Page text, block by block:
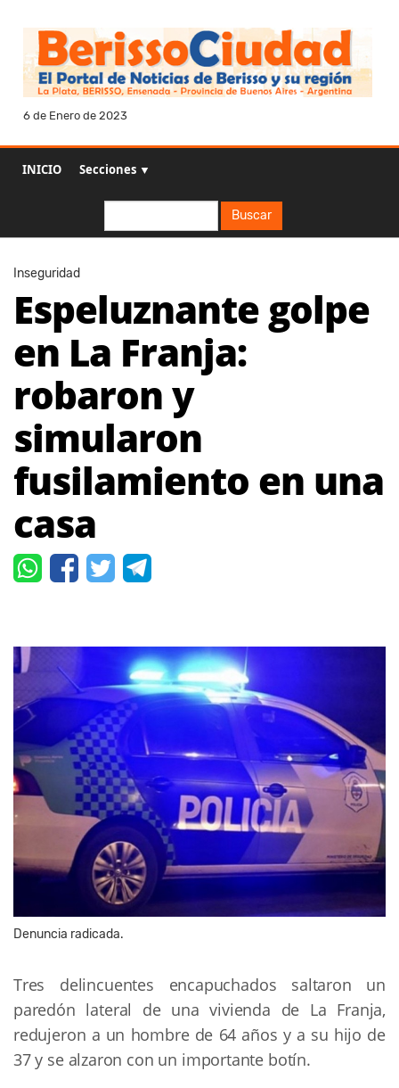
6 de Enero de 2023
INICIO Secciones ▼
Buscar
Inseguridad
Espeluznante golpe
en La Franja:
robaron y
simularon
fusilamiento en una
casa
Denuncia radicada.
Tres delincuentes encapuchados saltaron un
paredón lateral de una vivienda de La Franja,
redujeron a un hombre de 64 años y a su hijo de
37 y se alzaron con un importante botín.